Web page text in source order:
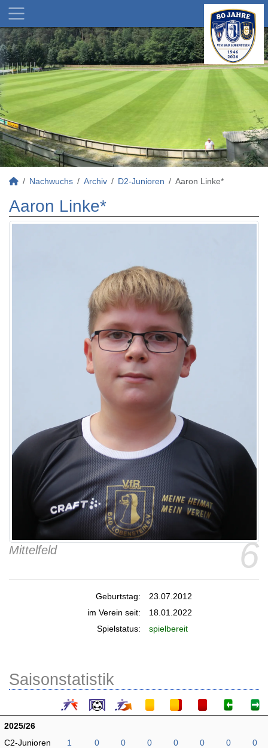
Nachwuchs Archiv D2-Junioren Aaron Linke*
Aaron Linke*
6
Mittelfeld
Geburtstag:
23.07.2012
im Verein seit:
18.01.2022
Spielstatus:
spielbereit
Saisonstatistik
2025/26
C2-Junioren
1 0 0 0 0 0 0 0